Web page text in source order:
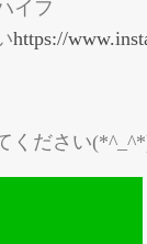
イフ
https://
ください